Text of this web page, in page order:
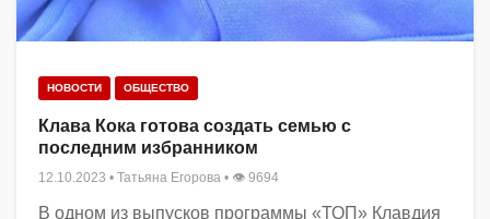
НОВОСТИ ОБЩЕСТВО
Клава Кока готова создать семью с
последним избранником
12.10.2023 • Татьяна Егорова • 👁 9694
В одном из выпусков программы «ТОП» Клавдия